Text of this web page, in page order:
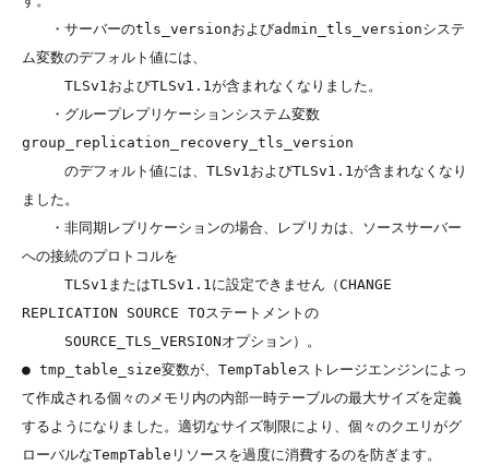
・サーバーのtls_versionおよびadmin_tls_versionシステ
ム変数のデフォルト値には、
TLSv1およびTLSv1.1が含まれなくなりました。
・グループレプリケーションシステム変数
group_replication_recovery_tls_version
のデフォルト値には、TLSv1およびTLSv1.1が含まれなくなり
ました。
・非同期レプリケーションの場合、レプリカは、ソースサーバー
への接続のプロトコルを
TLSv1またはTLSv1.1に設定できません（CHANGE
REPLICATION SOURCE TOステートメントの
SOURCE_TLS_VERSIONオプション）。
● tmp_table_size変数が、TempTableストレージエンジンによっ
て作成される個々のメモリ内の内部一時テーブルの最大サイズを定義
するようになりました。適切なサイズ制限により、個々のクエリがグ
ローバルなTempTableリソースを過度に消費するのを防ぎます。